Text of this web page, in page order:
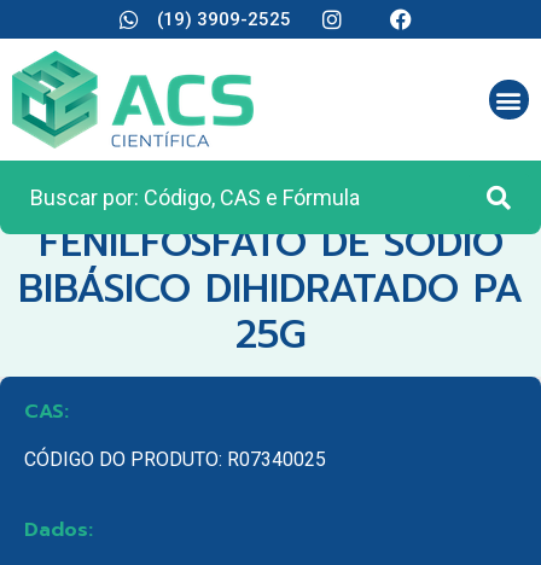
(19) 3909-2525
CATEGORIA:REAGENTES ANALÍTICOS
FENILFOSFATO DE SODIO
BIBÁSICO DIHIDRATADO PA
25G
CAS:
CÓDIGO DO PRODUTO: R07340025
Dados: